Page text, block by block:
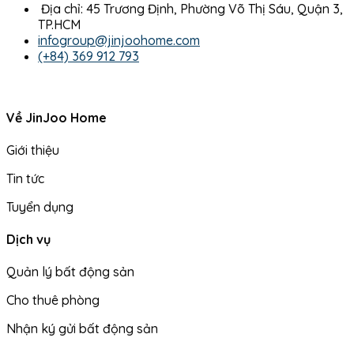
Địa chỉ: 45 Trương Định, Phường Võ Thị Sáu, Quận 3,
TP.HCM
infogroup@jinjoohome.com
(+84) 369 912 793
Về JinJoo Home
Giới thiệu
Tin tức
Tuyển dụng
Dịch vụ
Quản lý bất động sản
Cho thuê phòng
Nhận ký gửi bất động sản